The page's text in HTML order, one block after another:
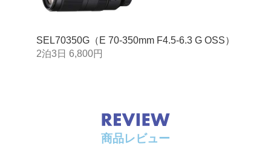
手ブレ補正 レンズ内手ブレ補正方式
約625g
SEL70350G（E 70-350mm F4.5-6.3 G OSS）
2泊3日 6,800円
商品レビュー